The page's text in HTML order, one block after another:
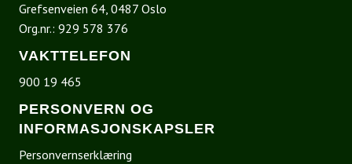
Grefsenveien 64, 0487 Oslo
Org.nr.: 929 578 376
VAKTTELEFON
900 19 465
PERSONVERN OG
INFORMASJONSKAPSLER
Personvernserklæring